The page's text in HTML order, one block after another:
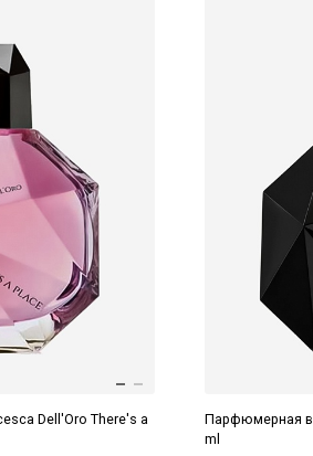
Dell'Oro There's a
Парфюмерная
ml